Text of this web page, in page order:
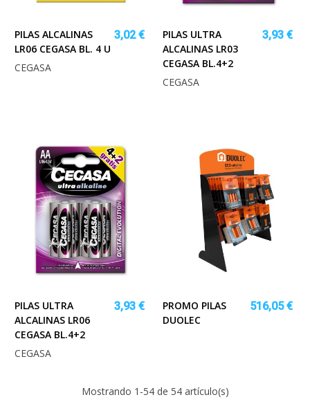
PILAS ALCALINAS
LR06 CEGASA BL. 4 U
3,02 €
CEGASA
PILAS ULTRA
ALCALINAS LR03
CEGASA BL.4+2
3,93 €
CEGASA
PILAS ULTRA
ALCALINAS LR06
CEGASA BL.4+2
3,93 €
CEGASA
PROMO PILAS
DUOLEC
516,05 €
Mostrando 1 -54 de 54 artículo(s)